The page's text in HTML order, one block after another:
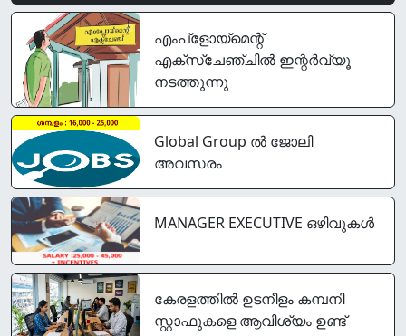
എംപ്‌ളോയ്‌മെന്റ്
എക്‌സ്‌ചേഞ്ചില്‍ ഇന്റർവ്യൂ
നടത്തുന്നു
Global Group ൽ ജോലി
അവസരം
MANAGER EXECUTIVE ഒഴിവുകൾ
കേരളത്തിൽ ഉടനീളം കമ്പനി
സ്റ്റാഫുകളെ ആവിശ്യം ഉണ്ട്